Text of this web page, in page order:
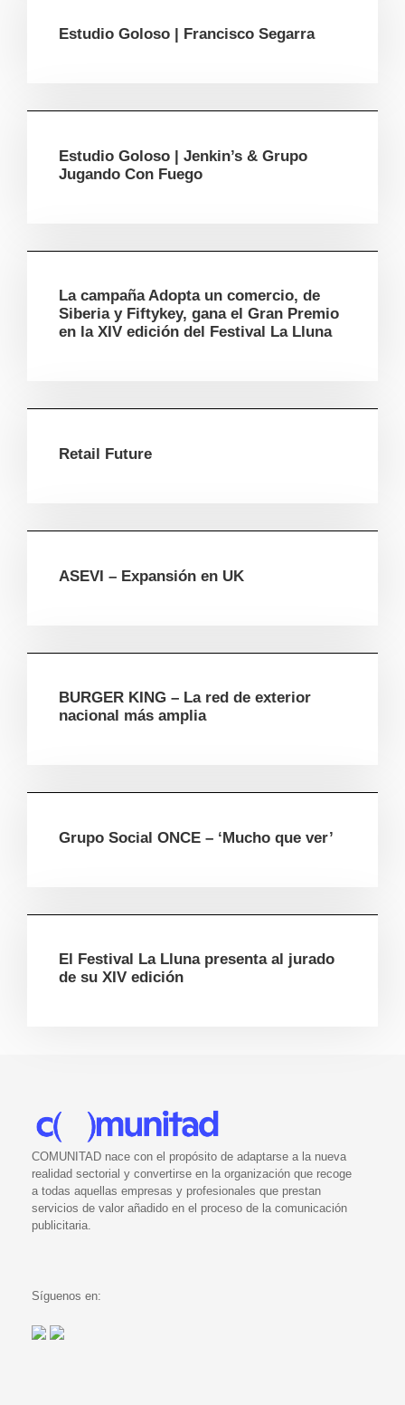
Estudio Goloso | Francisco Segarra
Estudio Goloso | Jenkin’s & Grupo
Jugando Con Fuego
La campaña Adopta un comercio, de
Siberia y Fiftykey, gana el Gran Premio
en la XIV edición del Festival La Lluna
Retail Future
ASEVI – Expansión en UK
BURGER KING – La red de exterior
nacional más amplia
Grupo Social ONCE – ‘Mucho que ver’
El Festival La Lluna presenta al jurado
de su XIV edición
COMUNITAD nace con el propósito de adaptarse a la nueva
realidad sectorial y convertirse en la organización que recoge
a todas aquellas empresas y profesionales que prestan
servicios de valor añadido en el proceso de la comunicación
publicitaria.
Síguenos en: